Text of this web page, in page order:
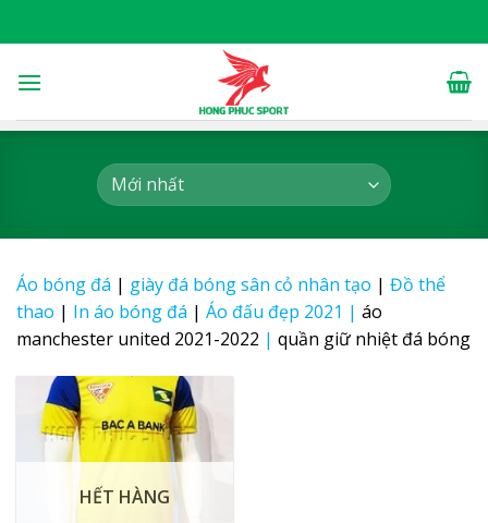
to
Áo bóng đá | giày đá bóng sân cỏ nhân tạo | Đồ thể
thao | In áo bóng đá | Áo đấu đẹp 2021 | áo
manchester united 2021-2022 | quần giữ nhiệt đá bóng
HẾT HÀNG